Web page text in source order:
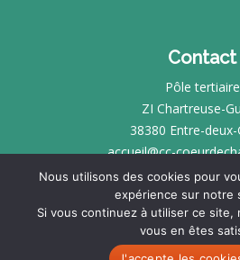
Contact
Pôle tertiaire
ZI Chartreuse-
38380 Entre-deux-
accueil@cc-
INTRANET
MENTIONS
SITE RÉALISÉ PAR
Nous utilisons des cookies pour
expérience sur notre
Si vous continuez à utiliser ce site,
vous en êtes